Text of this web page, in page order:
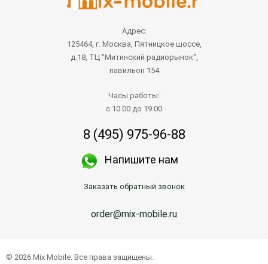
Адрес:
125464, г. Москва, Пятницкое шоссе,
д.18, ТЦ "Митинский радиорынок",
павильон 154
Часы работы:
с 10.00 до 19.00
8 (495) 975-96-88
Напишите нам
Заказать обратный звонок
order@mix-mobile.ru
© 2026 Mix Mobile. Все права защищены.